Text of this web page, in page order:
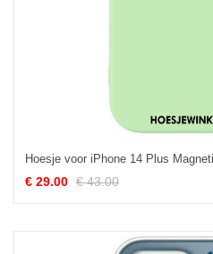
€ 29.00 € 43.00